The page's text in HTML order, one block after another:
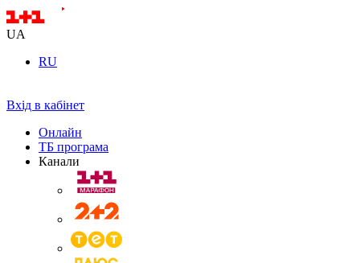
UA
RU
Вхід в кабінет
Онлайн
ТБ програма
Канали